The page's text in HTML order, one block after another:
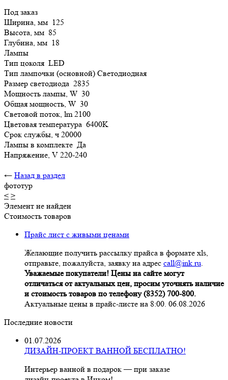
Под заказ
Ширина, мм 125
Высота, мм 85
Глубина, мм 18
Лампы
Тип цоколя LED
Тип лампочки (основной) Светодиодная
Размер светодиода 2835
Мощность лампы, W 30
Общая мощность, W 30
Световой поток, lm 2100
Цветовая температура 6400K
Срок службы, ч 20000
Лампы в комплекте Да
Напряжение, V 220-240
← Назад в раздел
фототур
< >
Элемент не найден
Стоимость товаров
Прайс лист с живыми ценами
Желающие получить рассылку прайса в формате xls,
отправьте, пожалуйста, заявку на адрес call@ink.ru.
Уважаемые покупатели! Цены на сайте могут
отличаться от актуальных цен, просим уточнять наличие
и стоимость товаров по телефону (8352) 700-800.
Актуальные цены в прайс-листе на 8:00. 06.08.2026
Последние новости
01.07.2026
ДИЗАЙН-ПРОЕКТ ВАННОЙ БЕСПЛАТНО!
Интерьер ванной в подарок — при заказе